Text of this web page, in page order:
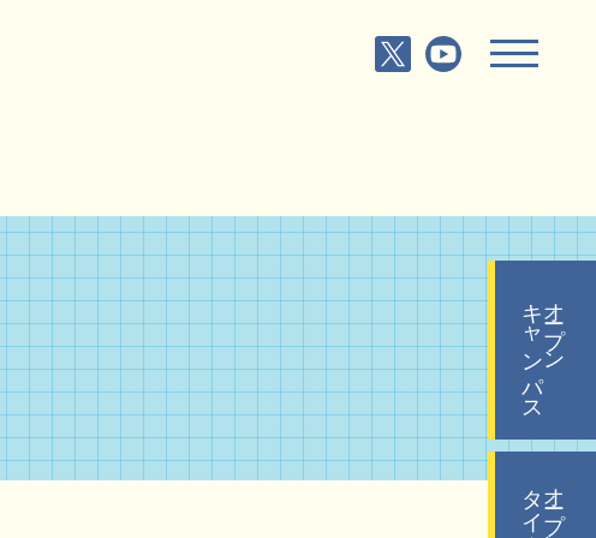
オープン
キャンパス